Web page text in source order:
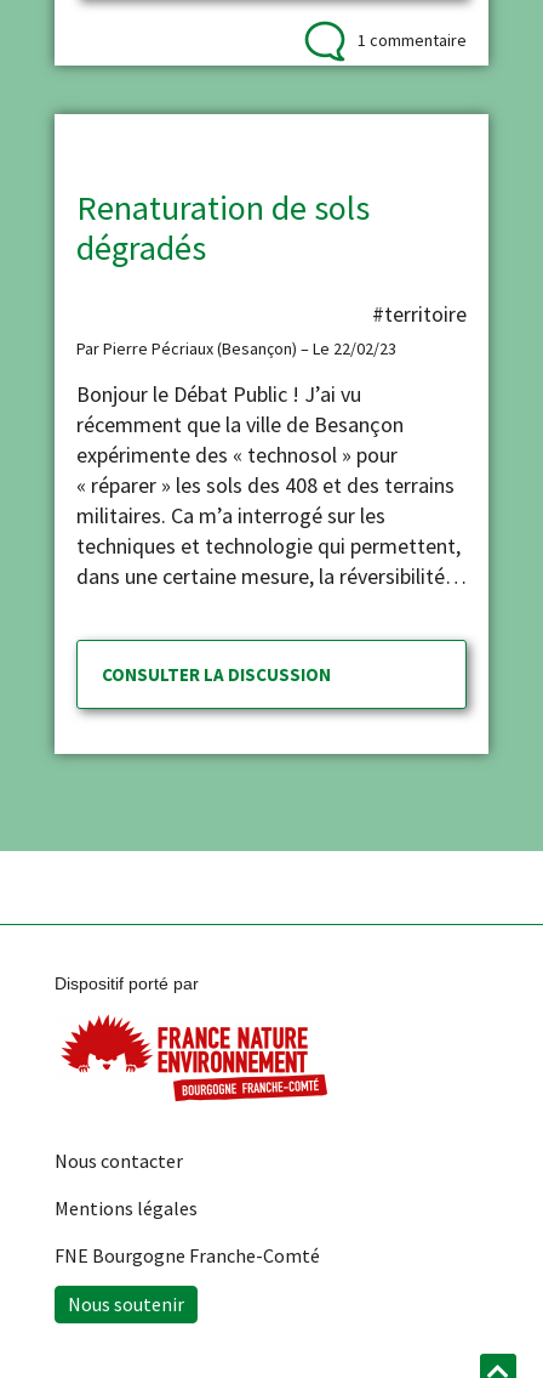
1 commentaire
Renaturation de sols
dégradés
#territoire
Par Pierre Pécriaux (Besançon) – Le 22/02/23
Bonjour le Débat Public ! J’ai vu
récemment que la ville de Besançon
expérimente des « technosol » pour
« réparer » les sols des 408 et des terrains
militaires. Ca m’a interrogé sur les
techniques et technologie qui permettent,
dans une certaine mesure, la réversibilité…
CONSULTER LA DISCUSSION
Dispositif porté par
Nous contacter
Mentions légales
FNE Bourgogne Franche-Comté
Nous soutenir